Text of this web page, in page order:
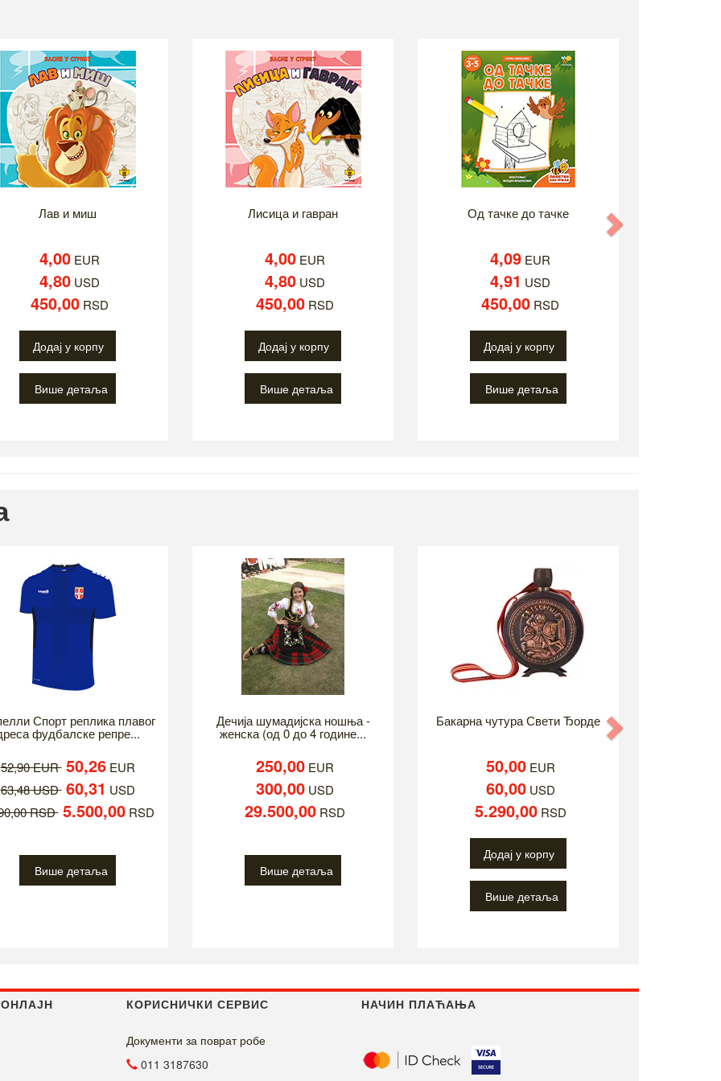
Лав и миш
4,00 EUR
4,80 USD
450,00 RSD
Додај у корпу
Више детаља
Лисица и гавран
4,00 EUR
4,80 USD
450,00 RSD
Додај у корпу
Више детаља
Од тачке до тачке
4,09 EUR
4,91 USD
450,00 RSD
Додај у корпу
Више детаља
Спорт реплика плавог
фудбалске репре...
52,90 EUR 50,26EUR
63,48 USD 60,31 USD
RSD 5.500,00RSD
Више детаља
Дечија шумадијска ношња -
женска (од 0 до 4 године...
250,00 EUR
300,00 USD
29.500,00 RSD
Више детаља
Бакарна чутура Свети Ђорде
50,00EUR
60,00USD
5.290,00RSD
Додај у корпу
Више детаља
КОРИСНИЧКИ СЕРВИС НАЧИН ПЛАЋАЊА
Документи за поврат робе
011 3187630